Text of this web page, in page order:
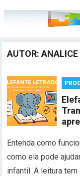
AUTOR:ANALICE
Entenda como
como ela pode
infantil. A leitura